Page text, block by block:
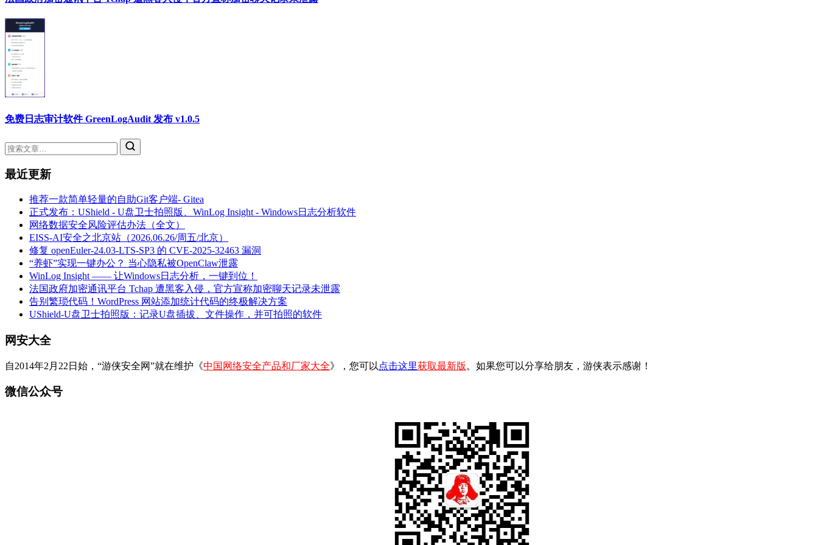
免费日志审计软件 GreenLogAudit 发布 v1.0.5
最近更新
推荐一款简单轻量的自助Git客户端- Gitea
正式发布：UShield - U盘卫士拍照版、WinLog Insight - Windows日志分析软件
网络数据安全风险评估办法（全文）
EISS-AI安全之北京站（2026.06.26/周五/北京）
修复 openEuler-24.03-LTS-SP3 的 CVE-2025-32463 漏洞
“养虾”实现一键办公？ 当心隐私被OpenClaw泄露
WinLog Insight —— 让Windows日志分析，一键到位！
法国政府加密通讯平台 Tchap 遭黑客入侵，官方宣称加密聊天记录未泄露
告别繁琐代码！WordPress 网站添加统计代码的终极解决方案
UShield-U盘卫士拍照版：记录U盘插拔、文件操作，并可拍照的软件
网安大全
自2014年2月22日始，“游侠安全网”就在维护《中国网络安全产品和厂家大全》，您可以 点击这里获取最新版 。如果您可以分享给朋友，游侠表示感谢！
微信公众号